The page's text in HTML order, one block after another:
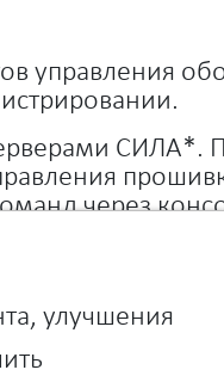
управления
СИЛА*.
через
настройка
улучшения